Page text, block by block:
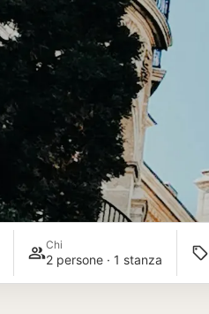
Chi
2 persone · 1 stanza